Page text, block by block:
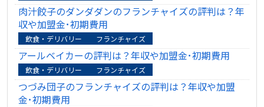
肉汁餃子のダンダダンのフランチャイズの評判は？年
収や加盟金･初期費用
飲食・デリバリー フランチャイズ
アールベイカーの評判は？年収や加盟金･初期費用
飲食・デリバリー フランチャイズ
つづみ団子のフランチャイズの評判は？年収や加盟
金･初期費用